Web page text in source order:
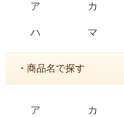
ア カ
ハ マ
・商品名で探す
ア カ